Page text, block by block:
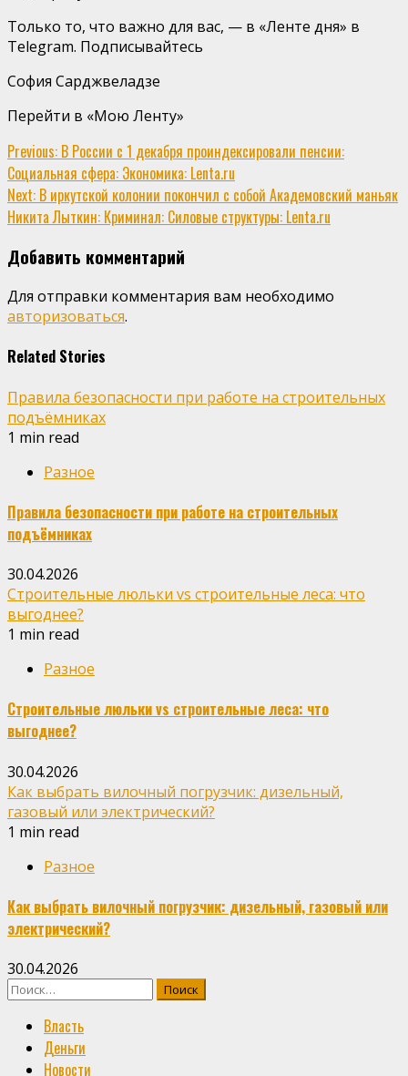
Только то, что важно для вас, — в «Ленте дня» в
Telegram. Подписывайтесь
София Сарджвеладзе
Перейти в «Мою Ленту»
Continue
Reading
Previous: В России с 1 декабря проиндексировали пенсии:
Социальная сфера: Экономика: Lenta.ru
Next: В иркутской колонии покончил с собой Академовский маньяк
Никита Лыткин: Криминал: Силовые структуры: Lenta.ru
Добавить комментарий
Для отправки комментария вам необходимо
авторизоваться.
Related Stories
Правила безопасности при работе на строительных
подъёмниках
1 min read
Разное
Правила безопасности при работе на строительных
подъёмниках
30.04.2026
Строительные люльки vs строительные леса: что
выгоднее?
1 min read
Разное
Строительные люльки vs строительные леса: что
выгоднее?
30.04.2026
Как выбрать вилочный погрузчик: дизельный,
газовый или электрический?
1 min read
Разное
Как выбрать вилочный погрузчик: дизельный, газовый или
электрический?
30.04.2026
Найти:
Власть
Деньги
Новости